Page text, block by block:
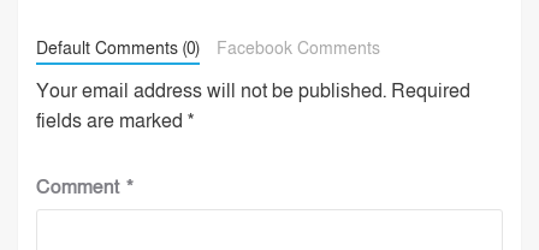
Default Comments (0) Facebook Comments
Your email address will not be published. Required
fields are marked *
Comment *